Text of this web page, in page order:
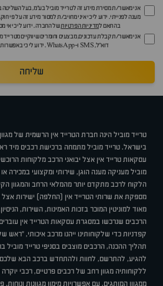
אני מאשר/ת מסירת מידע זה לטרייד מוביל בע"מ, בעל
מענה לפנייתי. ידוע לי כי איני מחויב/ת למסור מידע זה על פי
בהתאם למדיניות הפרטיותשל החברה. ידוע לי כי אי
אני מאשר/ת קבלת עדכונים, מבצעים וחומרים שיווקיים
דוא״ל, SMS ו-WhatsApp. ידוע לי כי באפשרותי לבטל הסכמה זו בכל עת.
שליחה
טרייד מוביל הינה חברת הטרייד אין הרשמית של
בישראל. טרייד מוביל מתמחה ברכישת רכבים מיד
עסקאות טרייד אין אצל יבואני הרכב מלקוחות
מוביל מעניקה מענה הוגן, שירותי ומקצועי
הלקוח לרכב מתקדם יותר מהמלאי הרחב והמגוון
מספקת את שרותי הטרייד אין (החלפה) ישירות אצל
מאוד למוניטין המוכר בזכות האמינות, השירות,
הרכבים שנרכשו במסגרת עסקאות הטרייד אין
קפדניות כדי שלקוחותינו ייהנו מרכב איכותי, "ראש
תהליך ההכנה, הרכבים מוצבים בסניפי טרייד
להגיע, להתרשם, לחוות ולהתחדש ברכב הבא שלכם.
ללקוחותיה מגוון רחב של רכבים פרטיים, רכבי
ממגוון המותגים, עם אפשרויות מימון מגוונות ונוחות,